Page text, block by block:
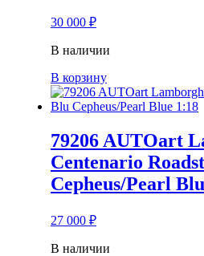
30 000 ₽
В наличии
В корзину
79206 AUTOart
Centenario
Cepheus/Pearl
27 000 ₽
В наличии